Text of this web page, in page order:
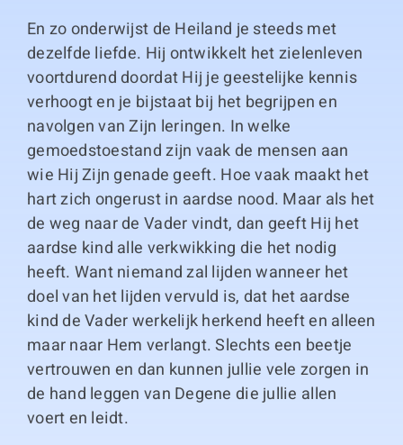
En zo onderwijst de Heiland je steeds met
dezelfde liefde. Hij ontwikkelt het zielenleven
voortdurend doordat Hij je geestelijke kennis
verhoogt en je bijstaat bij het begrijpen en
navolgen van Zijn leringen. In welke
gemoedstoestand zijn vaak de mensen aan
wie Hij Zijn genade geeft. Hoe vaak maakt het
hart zich ongerust in aardse nood. Maar als het
de weg naar de Vader vindt, dan geeft Hij het
aardse kind alle verkwikking die het nodig
heeft. Want niemand zal lijden wanneer het
doel van het lijden vervuld is, dat het aardse
kind de Vader werkelijk herkend heeft en alleen
maar naar Hem verlangt. Slechts een beetje
vertrouwen en dan kunnen jullie vele zorgen in
de hand leggen van Degene die jullie allen
voert en leidt.